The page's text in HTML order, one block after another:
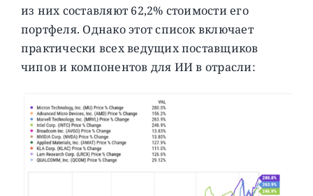
из них составляют 62,2% стоимости его
портфеля. Однако этот список включает
практически всех ведущих поставщиков
чипов и компонентов для ИИ в отрасли: